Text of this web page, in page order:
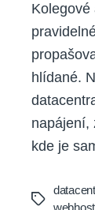
Kolegové
hlídané.
napájení,
kde je
Tags